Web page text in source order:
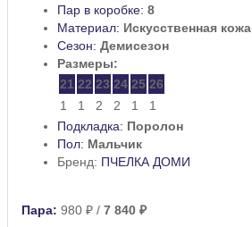
Пар в коробке: 8
Материал: Искусственная кожа
Сезон: Демисезон
Размеры:
21 22 23 24 25 26
1
1 2 2 1
1
Подкладка: Поролон
Пол: Мальчик
Бренд: ПЧЕЛКА ДОМИ
Пара: 980 ₽ / 7 840 ₽